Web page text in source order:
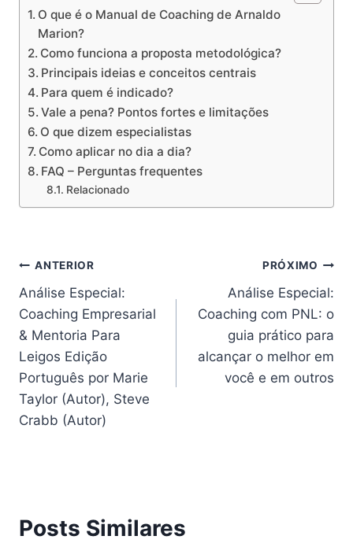
O que é o Manual de Coaching de Arnaldo
Marion?
Como funciona a proposta metodológica?
Principais ideias e conceitos centrais
Para quem é indicado?
Vale a pena? Pontos fortes e limitações
O que dizem especialistas
Como aplicar no dia a dia?
FAQ – Perguntas frequentes
Relacionado
Navegação
de
Post
ANTERIOR
Análise Especial:
Coaching Empresarial
& Mentoria Para
Leigos Edição
Português por Marie
Taylor (Autor), Steve
Crabb (Autor)
PRÓXIMO
Análise Especial:
Coaching com PNL: o
guia prático para
alcançar o melhor em
você e em outros
Posts Similares